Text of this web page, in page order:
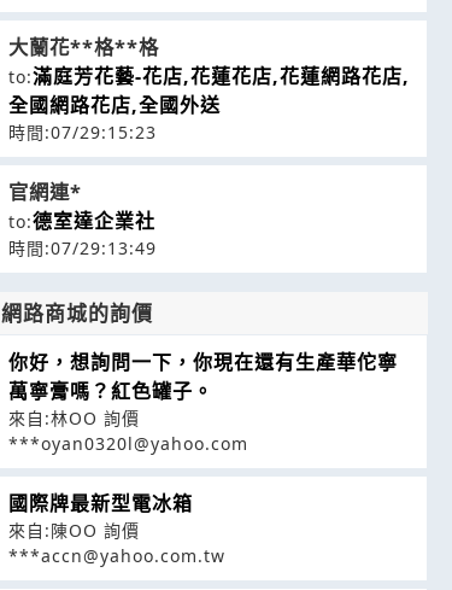
大蘭花**格**格
to:滿庭芳花藝-花店,花蓮花店,花蓮網路花店,
全國網路花店,全國外送
時間:07/29:15:23
官網連*
to:德室達企業社
時間:07/29:13:49
網路商城的詢價
你好，想詢問一下，你現在還有生產華佗寧
萬寧膏嗎？紅色罐子。
來自:林OO 詢價
***oyan0320l@yahoo.com
國際牌最新型電冰箱
來自:陳OO 詢價
***accn@yahoo.com.tw